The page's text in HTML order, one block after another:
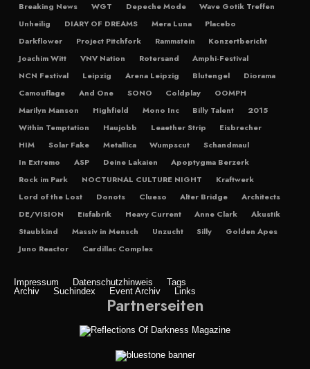
Breaking News WGT Depeche Mode
Wave Gotik Treffen
Unheilig
DIARY OF DREAMS Mera Luna
Placebo
Darkflower
Project Pitchfork Rammstein
Konzertbericht
Joachim Witt
VNV Nation Rotersand
Amphi-Festival
NCN Festival
Leipzig Arena Leipzig Blutengel
Diorama
Camouflage
And One SONO Coldplay
OOMPH
Marilyn Manson
Highfield Mono Inc Billy Talent
2015
Within Temptation
Haujobb Leaether Strip
Eisbrecher
HIM
Solar Fake Metallica Wumpscut
Schandmaul
In Extremo
ASP Deine Lakaien
Apoptygma Berzerk
Rock im Park
NOCTURNAL CULTURE NIGHT
Kraftwerk
Lord of the Lost
Donots Clueso Alter Bridge
Architects
DE/VISION
Eisfabrik Heavy Current Anne Clark
Akustik
Staubkind
Massiv in Mensch Unzucht Silly
Golden Apes
Juno Reactor
Cardillac Complex
Impressum Datenschutzhinweis
Tags
Archiv
Suchindex Event Archiv Links
Partnerseiten